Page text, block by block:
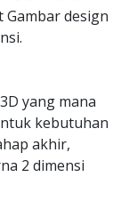
design
yang mana
kebutuhan
akhir,
2 dimensi